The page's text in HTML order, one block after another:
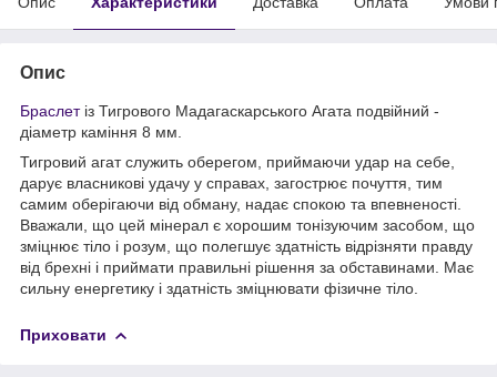
Опис
Браслетіз Тигрового Мадагаскарського Агата подвійний -
діаметр каміння 8 мм.
Тигровий агат служить оберегом, приймаючи удар на себе,
дарує власникові удачу у справах, загострює почуття, тим
самим оберігаючи від обману, надає спокою та впевненості.
Вважали, що цей мінерал є хорошим тонізуючим засобом, що
зміцнює тіло і розум, що полегшує здатність відрізняти правду
від брехні і приймати правильні рішення за обставинами. Має
сильну енергетику і здатність зміцнювати фізичне тіло.
Приховати